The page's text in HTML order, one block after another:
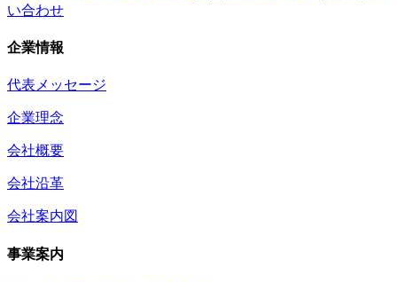
い合わせ
企業情報
代表メッセージ
企業理念
会社概要
会社沿革
会社案内図
事業案内